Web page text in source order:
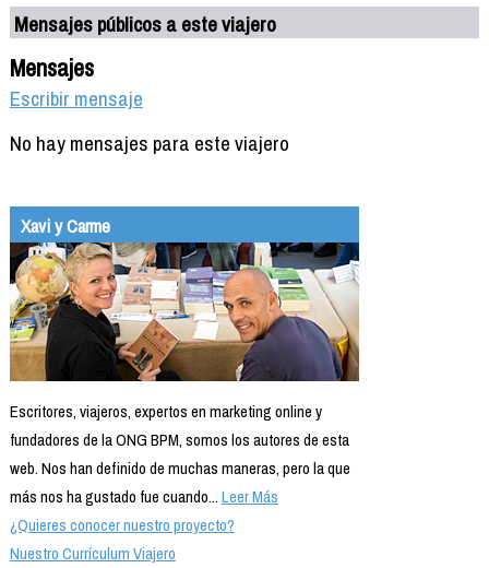
Mensajes públicos a este viajero
Mensajes
Escribir mensaje
No hay mensajes para este viajero
Xavi y Carme
Escritores, viajeros, expertos en marketing online y
fundadores de la ONG BPM, somos los autores de esta
web. Nos han definido de muchas maneras, pero la que
más nos ha gustado fue cuando...Leer Más
¿Quieres conocer nuestro proyecto?
Nuestro Currículum Viajero